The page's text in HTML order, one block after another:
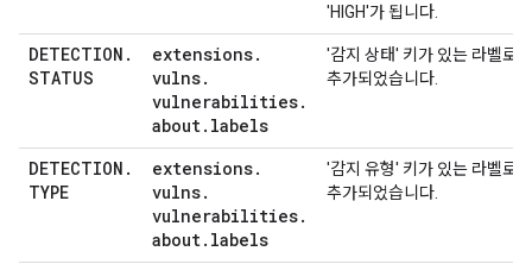
'HIGH'가 됩니다.
DETECTION .
STATUS
extensions.
vulns.
vulnerabilities.
about. labels
'감지 상태' 키가 있는 라벨로
추가되었습니다.
DETECTION .
TYPE
extensions.
vulns.
vulnerabilities.
about. labels
'감지 유형' 키가 있는 라벨로
추가되었습니다.